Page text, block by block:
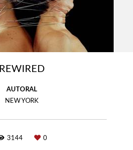
REWIRED
AUTORAL
NEW YORK
3144 0